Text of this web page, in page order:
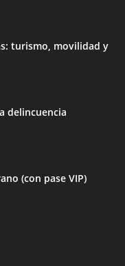
turismo, movilidad y
delincuencia
(con pase VIP)